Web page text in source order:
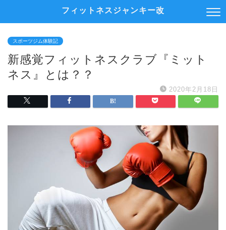
フィットネスジャンキー改
スポーツジム体験記
新感覚フィットネスクラブ『ミット
ネス』とは？？
2020年2月18日